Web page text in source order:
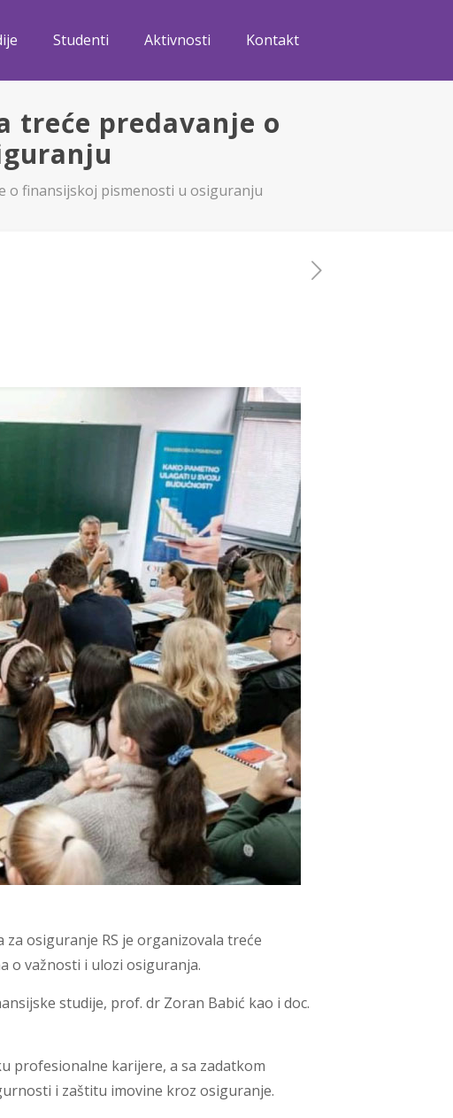
Studenti Aktivnosti Kontakt
treće predavanje o
o finansijskoj pismenosti u osiguranju
osiguranje RS je organizovala treće
o važnosti i ulozi osiguranja.
studije, prof. dr Zoran Babić kao i doc.
profesionalne karijere, a sa zadatkom
i zaštitu imovine kroz osiguranje.